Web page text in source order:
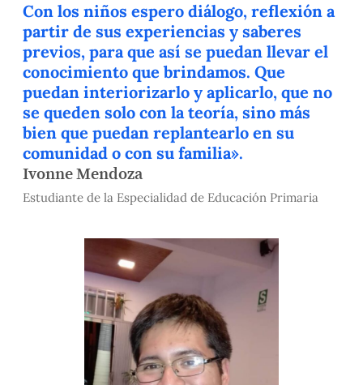
Con los niños espero diálogo, reflexión a
partir de sus experiencias y saberes
previos, para que así se puedan llevar el
conocimiento que brindamos. Que
puedan interiorizarlo y aplicarlo, que no
se queden solo con la teoría, sino más
bien que puedan replantearlo en su
comunidad o con su familia».
Ivonne Mendoza
Estudiante de la Especialidad de Educación Primaria